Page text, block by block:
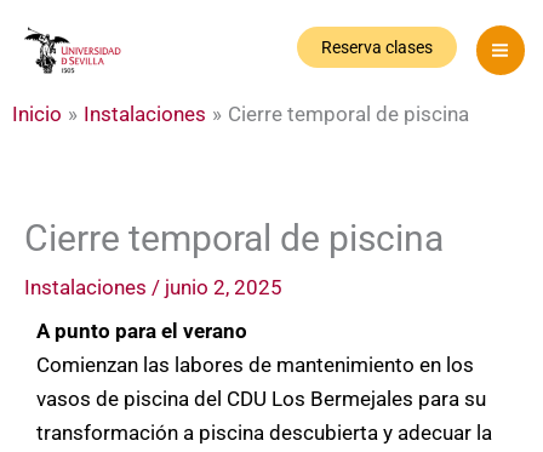
Reserva clases
Inicio Instalaciones Cierre temporal de piscina
Cierre temporal de piscina
Instalaciones / junio 2, 2025
A punto para el verano
Comienzan las labores de mantenimiento en los
vasos de piscina del CDU Los Bermejales para su
transformación a piscina descubierta y adecuar la